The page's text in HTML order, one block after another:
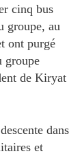
cinq bus
groupe, au
ont purgé
groupe
de Kiryat
dans
et